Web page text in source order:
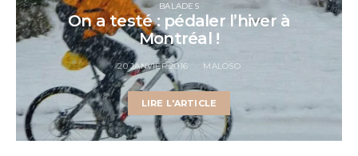
BALADES
On a testé : pédaler l’hiver à
Montréal !
20 JANVIER 2016 MALOSO
LIRE L'ARTICLE